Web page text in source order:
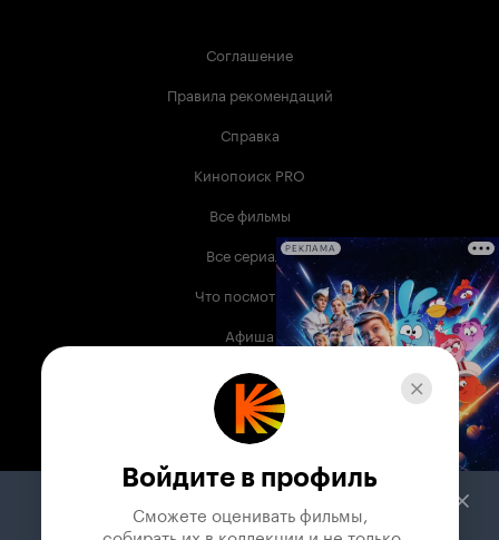
Соглашение
Правила рекомендаций
Справка
Кинопоиск PRO
Все фильмы
Все сериалы
Что посмотреть
Афиша
Музыка
Телепрограмма
Служба поддержки
РЕКЛАМА
Войдите в профиль
Сможете оценивать фильмы,